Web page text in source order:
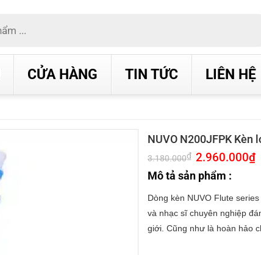
CỬA HÀNG TIN TỨC LIÊN HỆ
NUVO N200JFPK Kèn
3.180.000₫ Giá
gốc
là:
3.180.000₫.
2.960.000₫
Mô tả sản phẩm :
Dòng kèn NUVO Flute
và nhạc sĩ chuyên nghiệp
giới. Cũng như là hoàn hảo